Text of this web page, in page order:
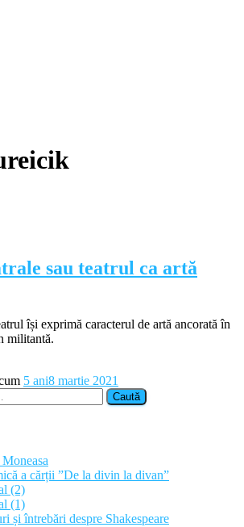
sau teatrul ca artă
își exprimă caracterul de artă ancorată în
militantă.
5 ani8 martie 2021
a cărții ”De la divin la divan”
(2)
(1)
și întrebări despre Shakespeare